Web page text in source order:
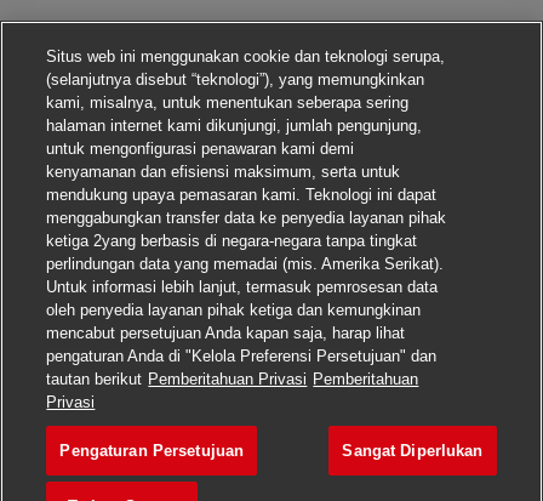
Lamar pekerjaan ini
Simpan pekerjaan AUXILIAR LOGÍSTICO I
Situs web ini menggunakan cookie dan teknologi serupa,
(selanjutnya disebut “teknologi”), yang memungkinkan
kami, misalnya, untuk menentukan seberapa sering
halaman internet kami dikunjungi, jumlah pengunjung,
untuk mengonfigurasi penawaran kami demi
kenyamanan dan efisiensi maksimum, serta untuk
mendukung upaya pemasaran kami. Teknologi ini dapat
menggabungkan transfer data ke penyedia layanan pihak
ketiga 2yang berbasis di negara-negara tanpa tingkat
perlindungan data yang memadai (mis. Amerika Serikat).
Untuk informasi lebih lanjut, termasuk pemrosesan data
oleh penyedia layanan pihak ketiga dan kemungkinan
mencabut persetujuan Anda kapan saja, harap lihat
pengaturan Anda di "Kelola Preferensi Persetujuan" dan
tautan berikut Pemberitahuan Privasi Pemberitahuan
Privasi
Pengaturan Persetujuan Sangat Diperlukan